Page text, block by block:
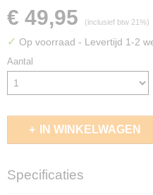
€ 49,95 (inclusief btw 21%)
✓ Op voorraad - Levertijd 1-2
Aantal
IN WINKELWAGEN
Specificaties